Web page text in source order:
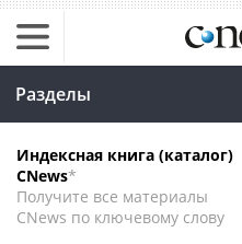
Разделы
Индексная книга (каталог)
CNews*
Получите все материалы
CNews по ключевому слову